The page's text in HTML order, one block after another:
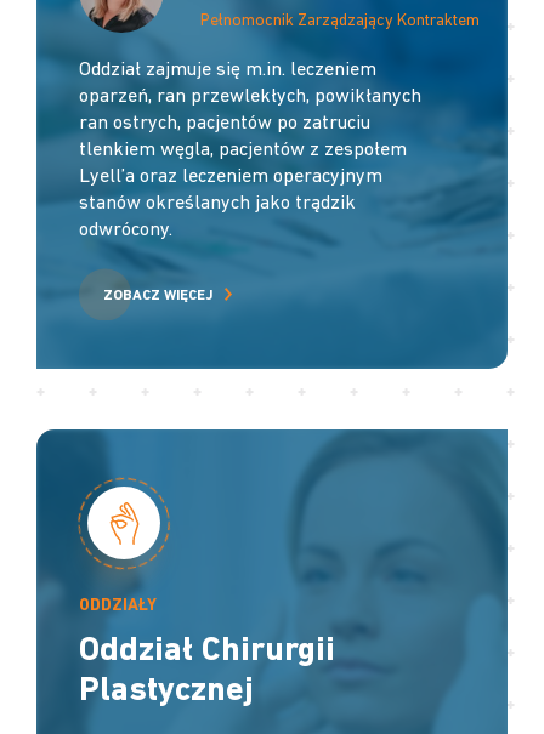
Oddział zajmuje się m.in. leczeniem
oparzeń, ran przewlekłych, powikłanych
ran ostrych, pacjentów po zatruciu
tlenkiem węgla, pacjentów z zespołem
Lyell’a oraz leczeniem operacyjnym
stanów określanych jako trądzik
odwrócony.
ZOBACZ WIĘCEJ
Pełnomocnik Zarządzający Kontraktem
ODDZIAŁY
Oddział Chirurgii
Plastycznej